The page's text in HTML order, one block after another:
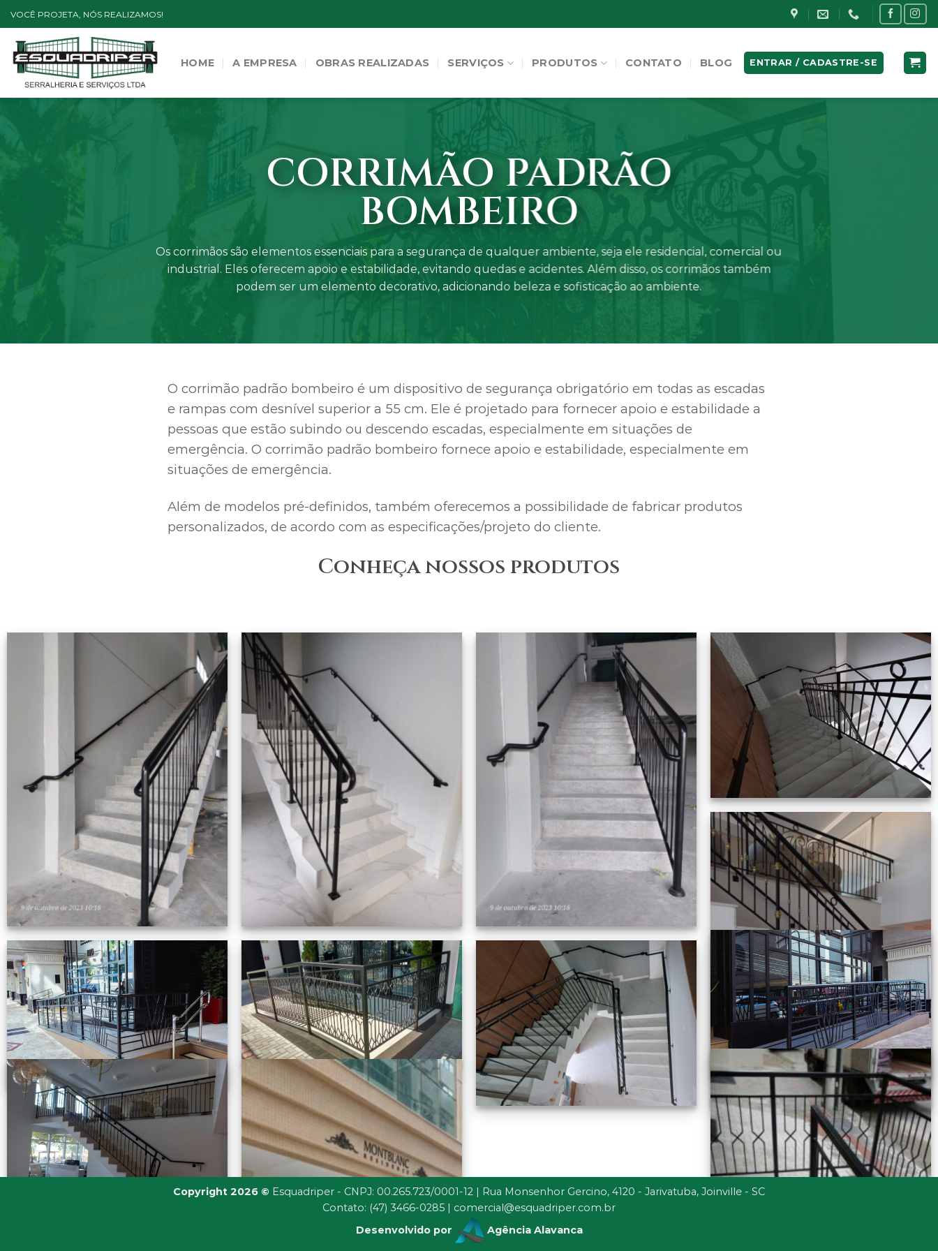
to
content
VOCÊ PROJETA, NÓS REALIZAMOS!
HOME A EMPRESA OBRAS REALIZADAS SERVIÇOS PRODUTOS CONTATO BLOG ENTRAR / CADASTRE-SE
CORRIMÃO PADRÃO
BOMBEIRO
Os corrimãos são elementos essenciais para a segurança de qualquer ambiente, seja ele residencial, comercial ou
industrial. Eles oferecem apoio e estabilidade, evitando quedas e acidentes. Além disso, os corrimãos também
podem ser um elemento decorativo, adicionando beleza e sofisticação ao ambiente.
O corrimão padrão bombeiro é um dispositivo de segurança obrigatório em todas as escadas
e rampas com desnível superior a 55 cm. Ele é projetado para fornecer apoio e estabilidade a
pessoas que estão subindo ou descendo escadas, especialmente em situações de
emergência. O corrimão padrão bombeiro fornece apoio e estabilidade, especialmente em
situações de emergência.
Além de modelos pré-definidos, também oferecemos a possibilidade de fabricar produtos
personalizados, de acordo com as especificações/projeto do cliente.
Conheça nossos produtos
Copyright 2026 © Esquadriper - CNPJ: 00.265.723/0001-12 | Rua Monsenhor Gercino, 4120 - Jarivatuba, Joinville - SC
Contato: (47) 3466-0285 | comercial@esquadriper.com.br
Desenvolvido por
Agência Alavanca